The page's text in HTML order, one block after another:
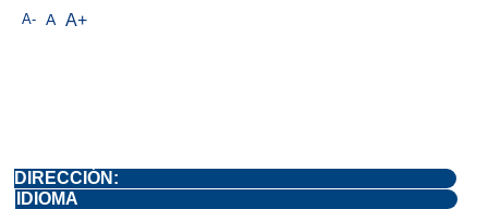
A- A A+
DIRECCIÓN:
IDIOMA